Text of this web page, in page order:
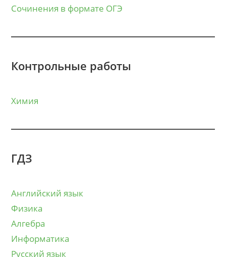
Сочинения в формате ОГЭ
Контрольные работы
Химия
ГДЗ
Английский язык
Физика
Алгебра
Информатика
Русский язык